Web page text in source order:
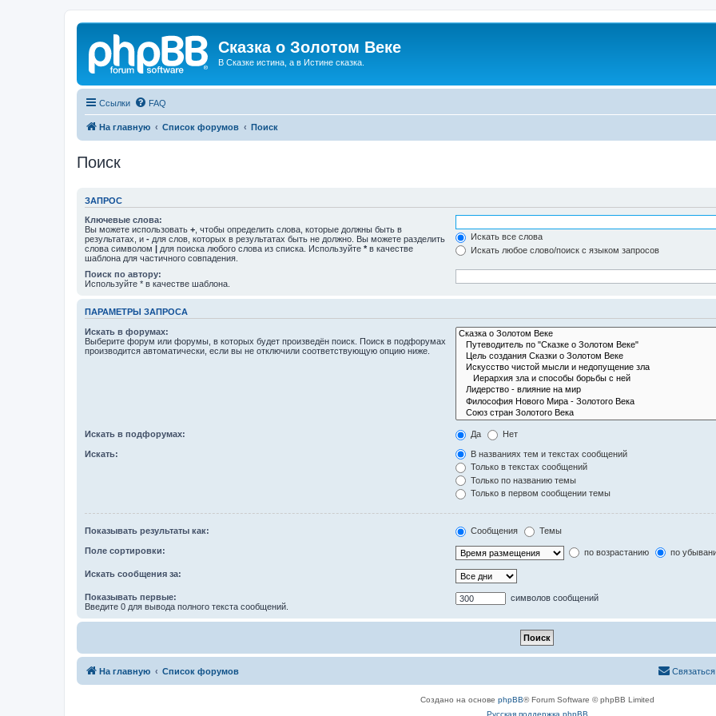
Сказка о Золотом Веке
В Сказке истина, а в Истине сказка.
Ссылки FAQ
На главную Список форумов Поиск
Поиск
ЗАПРОС
Ключевые слова:
Вы можете использовать + , чтобы определить слова, которые должны быть в
результатах, и - для слов, которых в результатах быть не должно. Вы можете разделить
слова символом | для поиска любого слова из списка. Используйте * в качестве
шаблона для частичного совпадения.
Искать все слова
Искать любое слово/поиск с языком запросов
Поиск по автору:
Используйте * в качестве шаблона.
ПАРАМЕТРЫ ЗАПРОСА
Искать в форумах:
Выберите форум или форумы, в которых будет произведён поиск. Поиск в подфорумах
производится автоматически, если вы не отключили соответствующую опцию ниже.
Искать в подфорумах: Да Нет
Искать:
В названиях тем и текстах сообщений
Только в текстах сообщений
Только по названию темы
Только в первом сообщении темы
Показывать результаты как: Сообщения Темы
Поле сортировки: по возрастанию по
Искать сообщения за:
Показывать первые:
Введите 0 для вывода полного текста сообщений.
символов сообщений
На главную Список форумов
Создано на основе phpBB® Forum Software © phpBB Limited
Русская поддержка phpBB